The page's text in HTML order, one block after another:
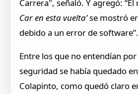
Carrera", señaló. Y agregó: “El
Car en esta vuelta’se mostró
debido a un error de software”.
Entre los que no entendían
seguridad se había quedado
Colapinto, como quedó claro